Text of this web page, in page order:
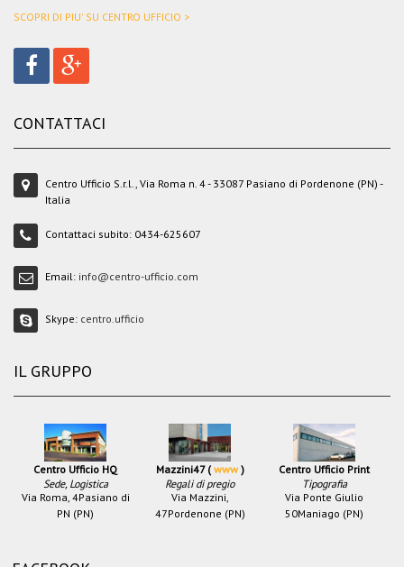
SCOPRI DI PIU' SU CENTRO UFFICIO >
CONTATTACI
Centro Ufficio S.r.l., Via Roma n. 4 - 33087 Pasiano di Pordenone (PN) -
Italia
Contattaci subito: 0434-625607
Email: info@centro-ufficio.com
Skype: centro.ufficio
IL GRUPPO
Centro Ufficio HQ
Sede, Logistica
Via Roma, 4Pasiano di
PN (PN)
Mazzini47 (www)
Regali di pregio
Via Mazzini,
47Pordenone (PN)
Centro Ufficio Print
Tipografia
Via Ponte Giulio
50Maniago (PN)